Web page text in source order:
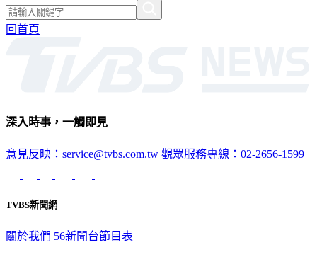
回首頁
深入時事，一觸即見
意見反映：service@tvbs.com.tw 觀眾服務專線：02-2656-1599
TVBS新聞網
關於我們 56新聞台節目表